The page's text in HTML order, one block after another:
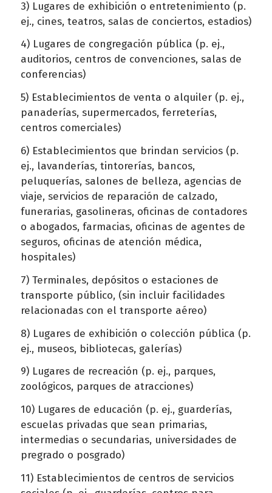
3) Lugares de exhibición o entretenimiento (p.
ej., cines, teatros, salas de conciertos, estadios)
4) Lugares de congregación pública (p. ej.,
auditorios, centros de convenciones, salas de
conferencias)
5) Establecimientos de venta o alquiler (p. ej.,
panaderías, supermercados, ferreterías,
centros comerciales)
6) Establecimientos que brindan servicios (p.
ej., lavanderías, tintorerías, bancos,
peluquerías, salones de belleza, agencias de
viaje, servicios de reparación de calzado,
funerarias, gasolineras, oficinas de contadores
o abogados, farmacias, oficinas de agentes de
seguros, oficinas de atención médica,
hospitales)
7) Terminales, depósitos o estaciones de
transporte público, (sin incluir facilidades
relacionadas con el transporte aéreo)
8) Lugares de exhibición o colección pública (p.
ej., museos, bibliotecas, galerías)
9) Lugares de recreación (p. ej., parques,
zoológicos, parques de atracciones)
10) Lugares de educación (p. ej., guarderías,
escuelas privadas que sean primarias,
intermedias o secundarias, universidades de
pregrado o posgrado)
11) Establecimientos de centros de servicios